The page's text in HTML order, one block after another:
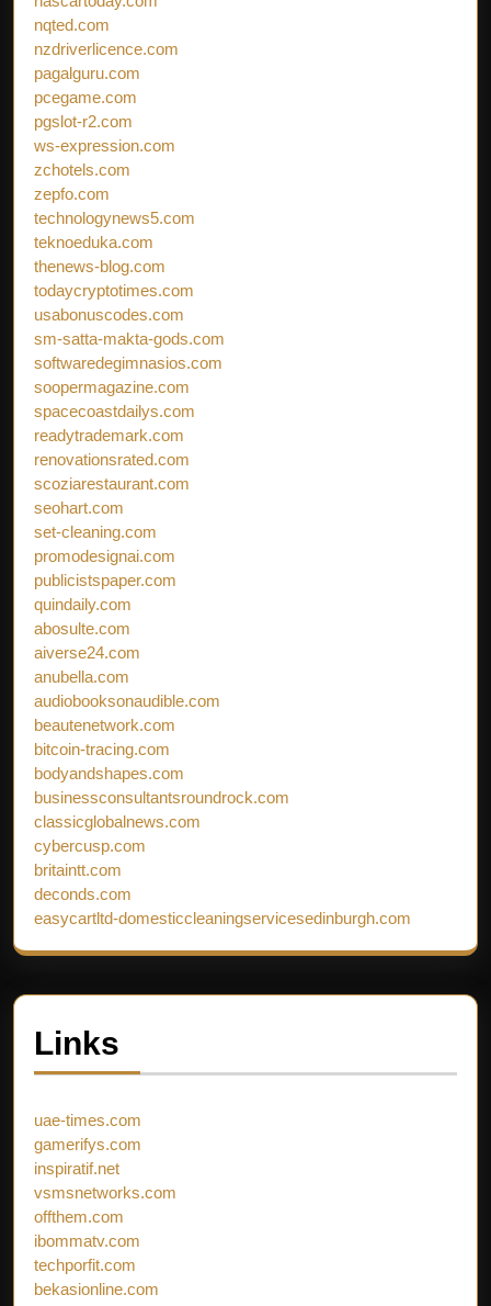
nqted.com
nzdriverlicence.com
pagalguru.com
pcegame.com
pgslot-r2.com
ws-expression.com
zchotels.com
zepfo.com
technologynews5.com
teknoeduka.com
thenews-blog.com
todaycryptotimes.com
usabonuscodes.com
sm-satta-makta-gods.com
softwaredegimnasios.com
soopermagazine.com
spacecoastdailys.com
readytrademark.com
renovationsrated.com
scoziarestaurant.com
seohart.com
set-cleaning.com
promodesignai.com
publicistspaper.com
quindaily.com
abosulte.com
aiverse24.com
anubella.com
audiobooksonaudible.com
beautenetwork.com
bitcoin-tracing.com
bodyandshapes.com
businessconsultantsroundrock.com
classicglobalnews.com
cybercusp.com
britaintt.com
deconds.com
easycartltd-domesticcleaningservicesedinburgh.com
Links
uae-times.com
gamerifys.com
inspiratif.net
vsmsnetworks.com
offthem.com
ibommatv.com
techporfit.com
bekasionline.com